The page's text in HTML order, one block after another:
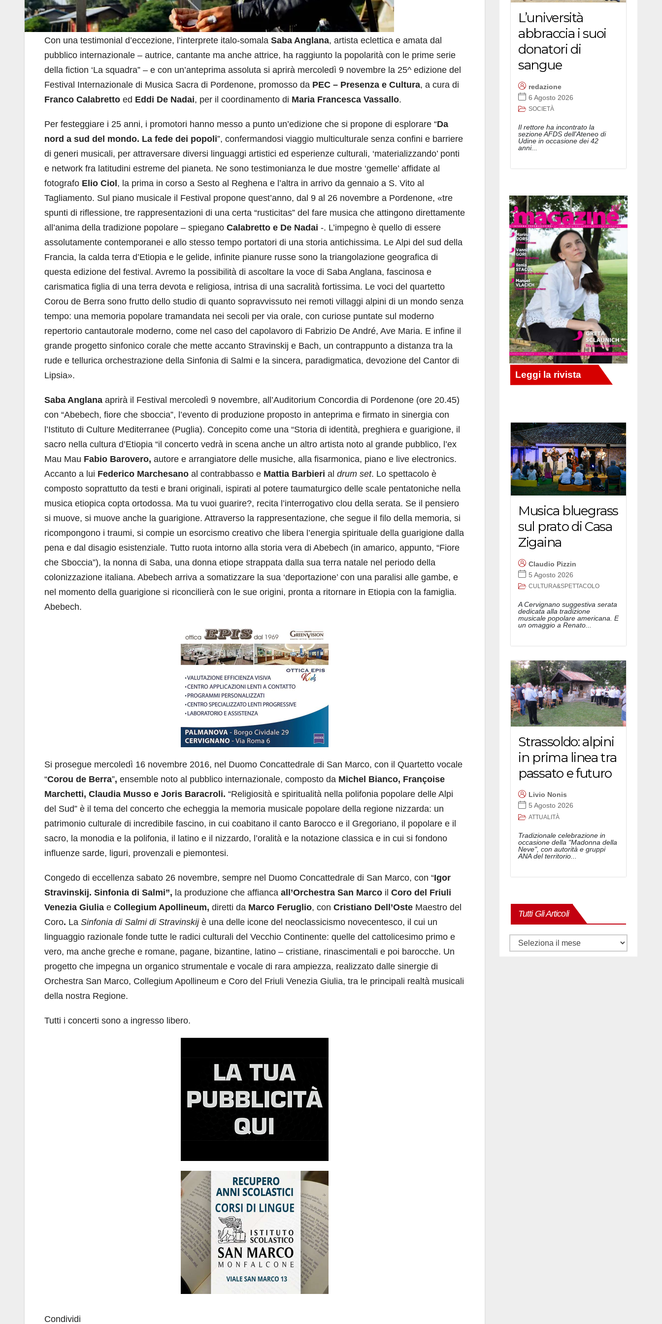
Con una testimonial d’eccezione, l’interprete italo-somala Saba Anglana, artista eclettica e amata dal
pubblico internazionale – autrice, cantante ma anche attrice, ha raggiunto la popolarità con le prime serie
della fiction ‘La squadra” – e con un’anteprima assoluta si aprirà mercoledì 9 novembre la 25^ edizione del
Festival Internazionale di Musica Sacra di Pordenone, promosso da PEC – Presenza e Cultura, a cura di
Franco Calabretto ed Eddi De Nadai, per il coordinamento di Maria Francesca Vassallo.
Per festeggiare i 25 anni, i promotori hanno messo a punto un’edizione che si propone di esplorare “Da
nord a sud del mondo. La fede dei popoli”, confermandosi viaggio multiculturale senza confini e barriere
di generi musicali, per attraversare diversi linguaggi artistici ed esperienze culturali, ‘materializzando’ ponti
e network fra latitudini estreme del pianeta. Ne sono testimonianza le due mostre ‘gemelle’ affidate al
fotografo Elio Ciol , la prima in corso a Sesto al Reghena e l’altra in arrivo da gennaio a S. Vito al
Tagliamento. Sul piano musicale il Festival propone quest’anno, dal 9 al 26 novembre a Pordenone, «tre
spunti di riflessione, tre rappresentazioni di una certa “rusticitas” del fare musica che attingono direttamente
all’anima della tradizione popolare – spiegano Calabretto e De Nadai -. L’impegno è quello di essere
assolutamente contemporanei e allo stesso tempo portatori di una storia antichissima. Le Alpi del sud della
Francia, la calda terra d’Etiopia e le gelide, infinite pianure russe sono la triangolazione geografica di
questa edizione del festival. Avremo la possibilità di ascoltare la voce di Saba Anglana, fascinosa e
carismatica figlia di una terra devota e religiosa, intrisa di una sacralità fortissima. Le voci del quartetto
Corou de Berra sono frutto dello studio di quanto sopravvissuto nei remoti villaggi alpini di un mondo senza
tempo: una memoria popolare tramandata nei secoli per via orale, con curiose puntate sul moderno
repertorio cantautorale moderno, come nel caso del capolavoro di Fabrizio De André, Ave Maria. E infine il
grande progetto sinfonico corale che mette accanto Stravinskij e Bach, un contrappunto a distanza tra la
rude e tellurica orchestrazione della Sinfonia di Salmi e la sincera, paradigmatica, devozione del Cantor di
Lipsia».
Saba Anglana aprirà il Festival mercoledì 9 novembre, all’Auditorium Concordia di Pordenone (ore 20.45)
con “Abebech, fiore che sboccia”, l’evento di produzione proposto in anteprima e firmato in sinergia con
l’Istituto di Culture Mediterranee (Puglia). Concepito come una “Storia di identità, preghiera e guarigione, il
sacro nella cultura d’Etiopia “il concerto vedrà in scena anche un altro artista noto al grande pubblico, l’ex
Mau Mau Fabio Barovero, autore e arrangiatore delle musiche, alla fisarmonica, piano e live electronics.
Accanto a lui Federico Marchesano al contrabbasso e Mattia Barbieri al drum set. Lo spettacolo è
composto soprattutto da testi e brani originali, ispirati al potere taumaturgico delle scale pentatoniche nella
musica etiopica copta ortodossa. Ma tu vuoi guarire?, recita l’interrogativo clou della serata. Se il pensiero
si muove, si muove anche la guarigione. Attraverso la rappresentazione, che segue il filo della memoria, si
ricompongono i traumi, si compie un esorcismo creativo che libera l’energia spirituale della guarigione dalla
pena e dal disagio esistenziale. Tutto ruota intorno alla storia vera di Abebech (in amarico, appunto, “Fiore
che Sboccia”), la nonna di Saba, una donna etiope strappata dalla sua terra natale nel periodo della
colonizzazione italiana. Abebech arriva a somatizzare la sua ‘deportazione’ con una paralisi alle gambe, e
nel momento della guarigione si riconcilierà con le sue origini, pronta a ritornare in Etiopia con la famiglia.
Abebech.
Si prosegue mercoledì 16 novembre 2016, nel Duomo Concattedrale di San Marco, con il Quartetto vocale
“Corou de Berra”, ensemble noto al pubblico internazionale, composto da Michel Bianco, Françoise
Marchetti, Claudia Musso e Joris Baracroli. “Religiosità e spiritualità nella polifonia popolare delle Alpi
del Sud” è il tema del concerto che echeggia la memoria musicale popolare della regione nizzarda: un
patrimonio culturale di incredibile fascino, in cui coabitano il canto Barocco e il Gregoriano, il popolare e il
sacro, la monodia e la polifonia, il latino e il nizzardo, l’oralità e la notazione classica e in cui si fondono
influenze sarde, liguri, provenzali e piemontesi.
Congedo di eccellenza sabato 26 novembre, sempre nel Duomo Concattedrale di San Marco, con “Igor
Stravinskij. Sinfonia di Salmi”, la produzione che affianca all’Orchestra San Marco il Coro del Friuli
Venezia Giulia e Collegium Apollineum, diretti da Marco Feruglio, con Cristiano Dell’Oste Maestro del
Coro. La Sinfonia di Salmi di Stravinskijè una delle icone del neoclassicismo novecentesco, il cui un
linguaggio razionale fonde tutte le radici culturali del Vecchio Continente: quelle del cattolicesimo primo e
vero, ma anche greche e romane, pagane, bizantine, latino – cristiane, rinascimentali e poi barocche. Un
progetto che impegna un organico strumentale e vocale di rara ampiezza, realizzato dalle sinergie di
Orchestra San Marco, Collegium Apollineum e Coro del Friuli Venezia Giulia, tra le principali realtà musicali
della nostra Regione.
Tutti i concerti sono a ingresso libero.
Condividi
L’università
abbraccia i suoi
donatori di
sangue
redazione
6 Agosto 2026
SOCIETÀ
Il rettore ha incontrato la
sezione AFDS dell'Ateneo di
Udine in occasione dei 42
anni...
Musica bluegrass
sul prato di Casa
Zigaina
Claudio Pizzin
5 Agosto 2026
CULTURA&SPETTACOLO
A Cervignano suggestiva serata
dedicata alla tradizione
musicale popolare americana. E
un omaggio a Renato...
Strassoldo: alpini
in prima linea tra
passato e futuro
Livio Nonis
5 Agosto 2026
ATTUALITÀ
Tradizionale celebrazione in
occasione della "Madonna della
Neve", con autorità e gruppi
ANA del territorio...
Tutti Gli Articoli
Tutti